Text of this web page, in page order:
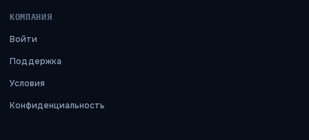
КОМПАНИЯ
Войти
Поддержка
Условия
Конфиденциальность